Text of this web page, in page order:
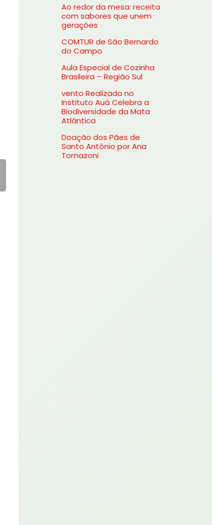
s
a
r
o
:
Ao redor da mesa: receita
com sabores que unem
gerações
COMTUR de São Bernardo
do Campo
Aula Especial de Cozinha
Brasileira – Região Sul
vento Realizado no
Instituto Auá Celebra a
Biodiversidade da Mata
Atlântica
Doação dos Pães de
Santo Antônio por Ana
Tomazoni